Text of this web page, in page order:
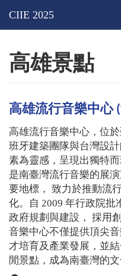
高雄景點
高雄流行音樂中心
高雄流行音樂中心，位
班牙建築團隊與台灣設
素為靈感，呈現出獨特
是南臺灣流行音樂的展
要地標， 致力於推動流
化。自 2009 年行政院
政府規劃與建設， 採用
音樂中心不僅提供頂尖
才培育及產業發展，並
閒景點，成為南臺灣的文